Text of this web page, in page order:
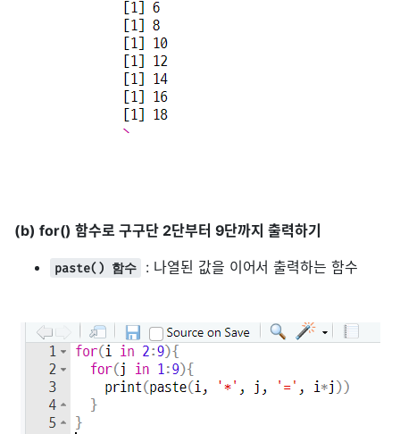
(b) for() 함수로 구구단 2단부터 9단까지 출력하기
paste() 함수 : 나열된 값을 이어서 출력하는 함수